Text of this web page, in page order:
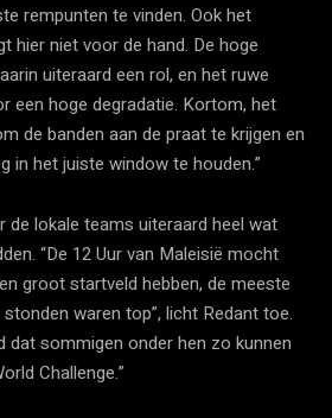
rempunten te vinden. Ook het
hier niet voor de hand. De hoge
uiteraard een rol, en het ruwe
een hoge degradatie. Kortom, het
de banden aan de praat te krijgen en
in het juiste window te houden.”
de lokale teams uiteraard heel wat
“De 12 Uur van Maleisië mocht
groot startveld hebben, de meeste
waren top”, licht Redant toe.
dat sommigen onder hen zo kunnen
Challenge.”